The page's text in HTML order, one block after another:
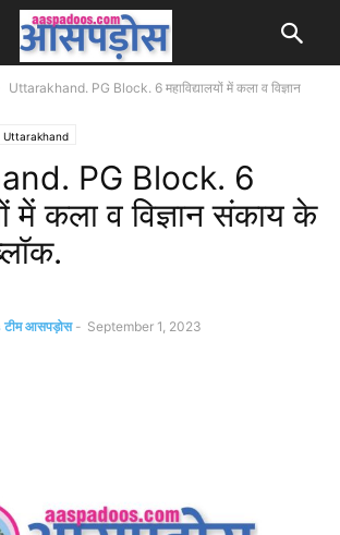
Uttarakhand. PG Block. 6 महाविद्यालयों में कला व विज्ञान
Uttarakhand
PG Block. 6
में कला व विज्ञान संकाय के
आसपड़ोस - September 1, 2023